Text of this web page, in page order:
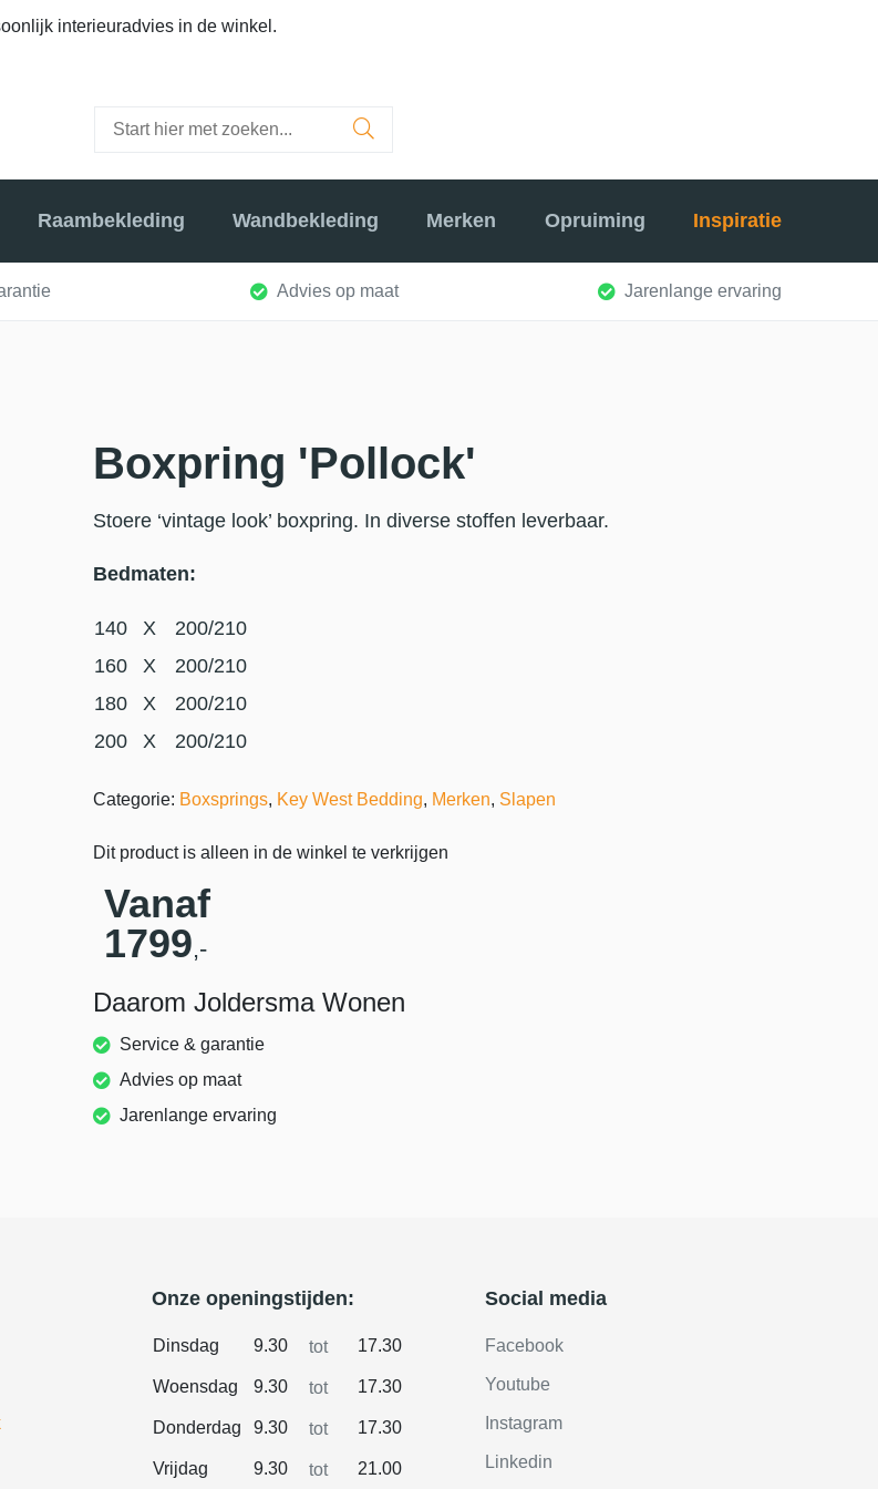
interieuradvies in de winkel.
Raambekleding Wandbekleding Merken Opruiming Inspiratie
Advies op maat Jarenlange ervaring
Boxpring 'Pollock'
Stoere ‘vintage look’ boxpring. In diverse stoffen leverbaar.
Bedmaten:
140 X
200/210
160
X
200/210
180
X
200/210
200
X 200/210
Categorie: Boxsprings, Key West Bedding, Merken, Slapen
Dit product is alleen in de winkel te verkrijgen
Vanaf
1799,-
Daarom Joldersma Wonen
Service & garantie
Advies op maat
Jarenlange ervaring
Onze openingstijden:
Dinsdag 9.30 tot 17.30
Woensdag 9.30 tot 17.30
Donderdag 9.30 tot 17.30
Vrijdag 9.30 tot 21.00
Social media
Facebook
Youtube
Instagram
Linkedin